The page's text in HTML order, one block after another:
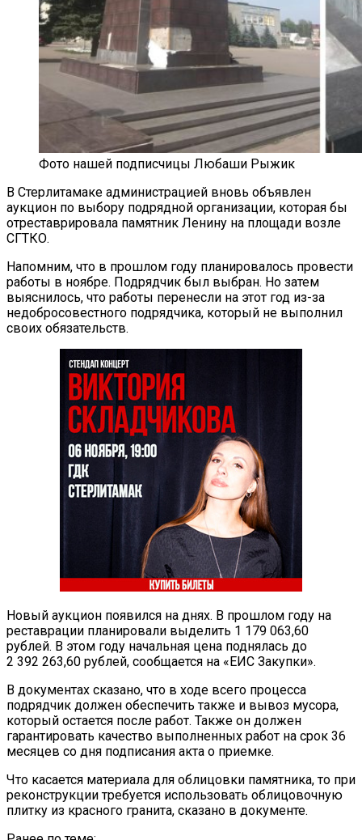
Фото нашей подписчицы Любаши Рыжик
В Стерлитамаке администрацией вновь объявлен
аукцион по выбору подрядной организации, которая бы
отреставрировала памятник Ленину на площади возле
СГТКО.
Напомним, что в прошлом году планировалось провести
работы в ноябре. Подрядчик был выбран. Но затем
выяснилось, что работы перенесли на этот год из-за
недобросовестного подрядчика, который не выполнил
своих обязательств.
Новый аукцион появился на днях. В прошлом году на
реставрации планировали выделить 1 179 063,60
рублей. В этом году начальная цена поднялась до
2 392 263,60 рублей, сообщается на «ЕИС Закупки».
В документах сказано, что в ходе всего процесса
подрядчик должен обеспечить также и вывоз мусора,
который остается после работ. Также он должен
гарантировать качество выполненных работ на срок 36
месяцев со дня подписания акта о приемке.
Что касается материала для облицовки памятника, то при
реконструкции требуется использовать облицовочную
плитку из красного гранита, сказано в документе.